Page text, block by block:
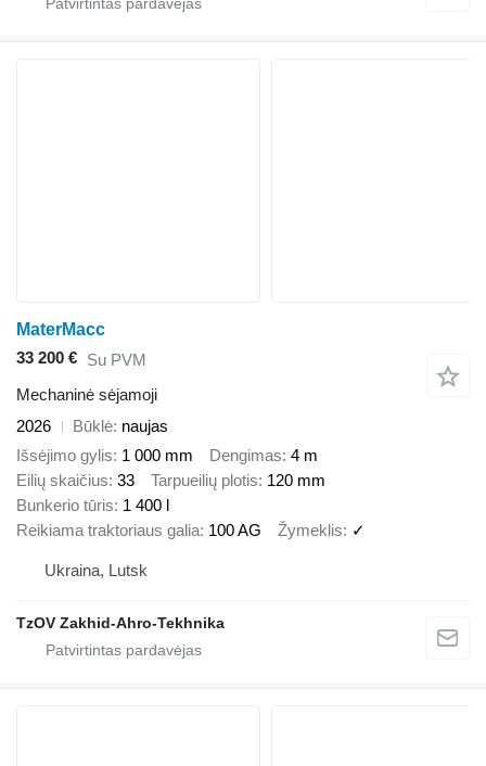
MaterMacc
33 200 € Su PVM
Mechaninė sėjamoji
2026
Būklė naujas
Išsėjimo gylis 1 000 mm Dengimas 4 m
Eilių skaičius 33 Tarpueilių plotis 120 mm
Bunkerio tūris 1 400 l
Reikiama traktoriaus galia 100 AG Žymeklis ✓
Ukraina, Lutsk
TzOV Zakhid-Ahro-Tekhnika